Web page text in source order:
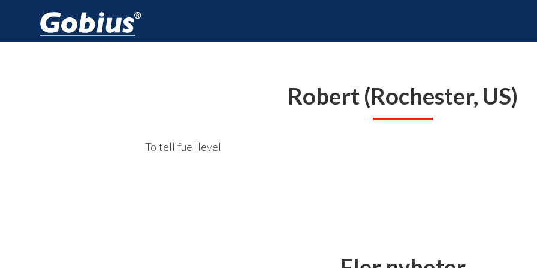
Robert (Rochester, US)
To tell fuel level